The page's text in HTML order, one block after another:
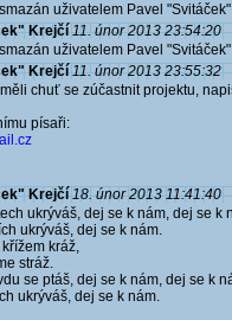
uživatelem Pavel
Krejčí 11. únor 2013 23:54:20
uživatelem Pavel
Krejčí 11. únor 2013 23:55:32
chuť se zúčastnit projektu,
písaři:
Krejčí 18. únor 2013 11:41:40
ukrýváš, dej se k nám, dej se k
ukrýváš, dej se k nám.
kráž,
stráž.
se ptáš, dej se k nám, dej se k
ukrýváš, dej se k nám.